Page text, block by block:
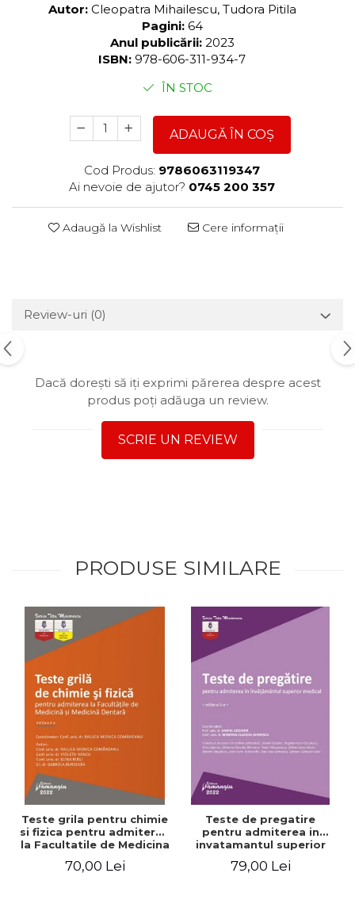
Autor: Cleopatra Mihailescu, Tudora Pitila
Pagini: 64
Anul publicării: 2023
ISBN: 978-606-311-934-7
ÎN STOC
ADAUGĂ ÎN COȘ
Cod Produs: 9786063119347
Ai nevoie de ajutor? 0745 200 357
Adaugă la Wishlist Cere informații
Review-uri (0)
Dacă dorești să iți exprimi părerea despre acest
produs poți adăuga un review.
SCRIE UN REVIEW
PRODUSE SIMILARE
Teste grila pentru chimie
si fizica pentru admiterea
la Facultatile de Medicina
si Medicina Dentara.
Editia a II-a - Raluca
70,00 Lei
Teste de pregatire
pentru admiterea in
invatamantul superior
medical. Editia a V-a -
Daniel Cochior, Minerva
79,00 Lei